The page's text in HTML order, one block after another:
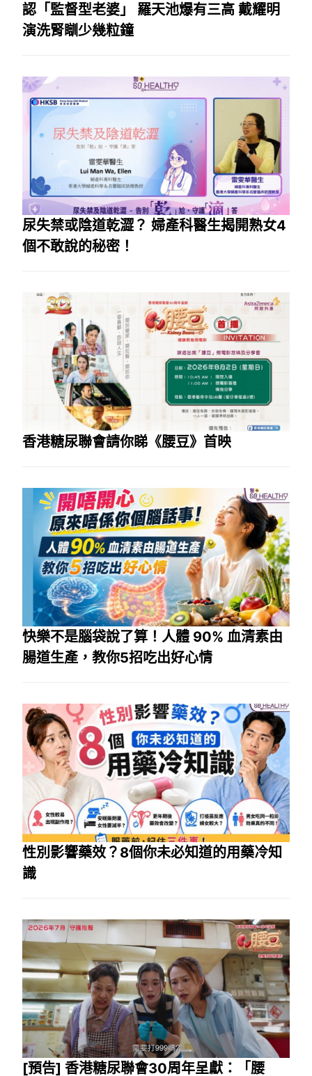
認「監督型老婆」 羅天池爆有三高 戴耀明
演洗腎瞓少幾粒鐘
尿失禁或陰道乾澀？ 婦產科醫生揭開熟女4
個不敢說的秘密！
香港糖尿聯會請你睇《腰豆》首映
快樂不是腦袋說了算！人體 90% 血清素由
腸道生產，教你5招吃出好心情
性別影響藥效？8個你未必知道的用藥冷知
識
[預告] 香港糖尿聯會30周年呈獻：「腰